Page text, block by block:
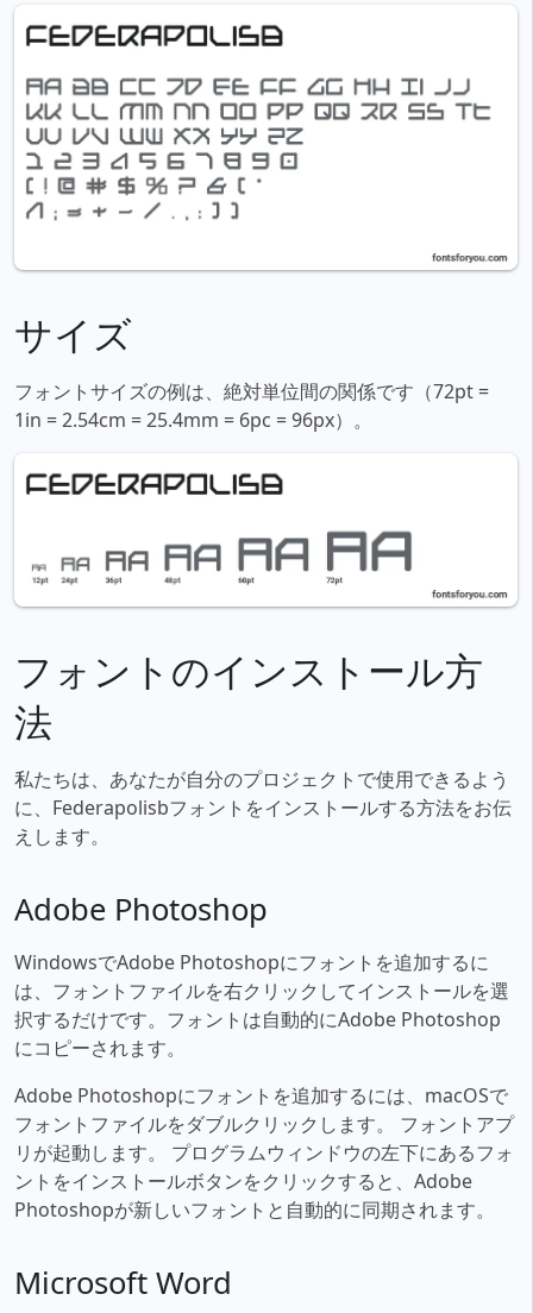
サイズ
フォントサイズの例は、絶対単位間の関係です（72pt =
1in = 2.54cm = 25.4mm = 6pc = 96px）。
フォントのインストール方
法
私たちは、あなたが自分のプロジェクトで使用できるよう
に、Federapolisbフォントをインストールする方法をお伝
えします。
Adobe Photoshop
WindowsでAdobe Photoshopにフォントを追加するに
は、フォントファイルを右クリックしてインストールを選
択するだけです。フォントは自動的にAdobe Photoshop
にコピーされます。
Adobe Photoshopにフォントを追加するには、macOSで
フォントファイルをダブルクリックします。 フォントアプ
リが起動します。 プログラムウィンドウの左下にあるフォ
ントをインストールボタンをクリックすると、Adobe
Photoshopが新しいフォントと自動的に同期されます。
Microsoft Word